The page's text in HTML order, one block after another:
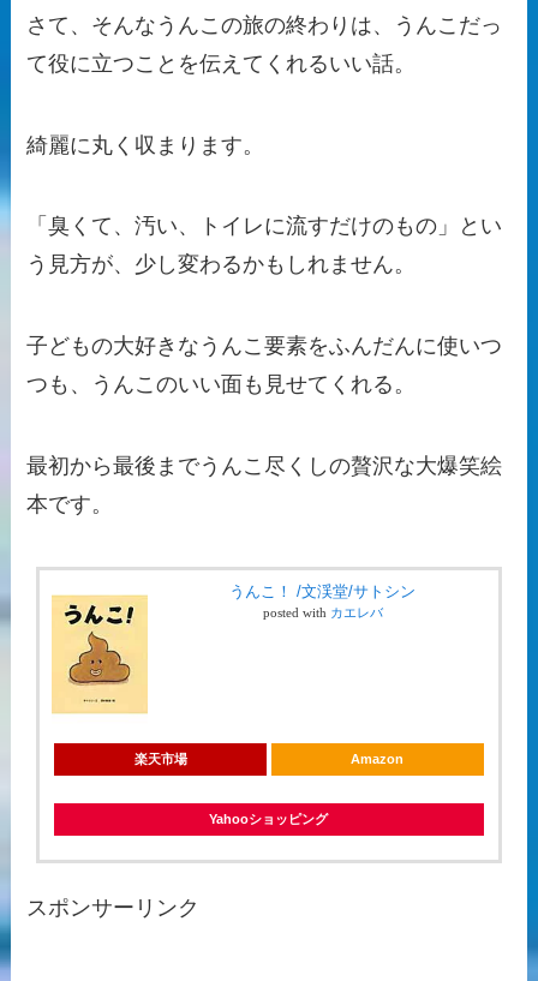
さて、そんなうんこの旅の終わりは、うんこだっ
て役に立つことを伝えてくれるいい話。
綺麗に丸く収まります。
「臭くて、汚い、トイレに流すだけのもの」とい
う見方が、少し変わるかもしれません。
子どもの大好きなうんこ要素をふんだんに使いつ
つも、うんこのいい面も見せてくれる。
最初から最後までうんこ尽くしの贅沢な大爆笑絵
本です。
うんこ！ /文渓堂/サトシン
posted with カエレバ
楽天市場 Amazon
Yahooショッピング
スポンサーリンク